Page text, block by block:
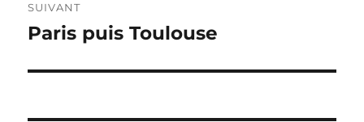
SUIVANT
Publication
Paris puis Toulouse